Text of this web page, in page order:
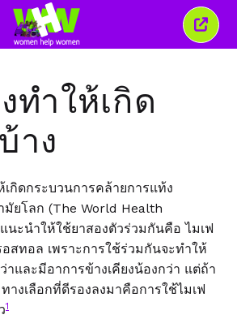
ปิด
หน้าต่
ทำให้เกิด
าง
กิดกระบวนการคล้ายการแท้ง
ยโลก (The World Health
นะนำให้ใช้ยาสองตัวร่วมกันคือ ไมเฟ
สทอล เพราะการใช้ร่วมกันจะทำให้
และมีอาการข้างเคียงน้องกว่า แต่ถ้า
างเลือกที่ดีรองลงมาคือการใช้ไมเฟ
1